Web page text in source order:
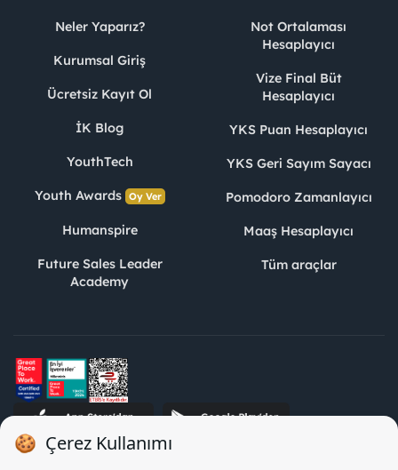
Neler Yaparız?
Kurumsal Giriş
Ücretsiz Kayıt Ol
İK Blog
YouthTech
Youth Awards Oy Ver
Humanspire
Future Sales Leader
Academy
Not Ortalaması
Hesaplayıcı
Vize Final Büt
Hesaplayıcı
YKS Puan Hesaplayıcı
YKS Geri Sayım Sayacı
Pomodoro Zamanlayıcı
Maaş Hesaplayıcı
Tüm araçlar